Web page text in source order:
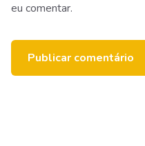
eu comentar.